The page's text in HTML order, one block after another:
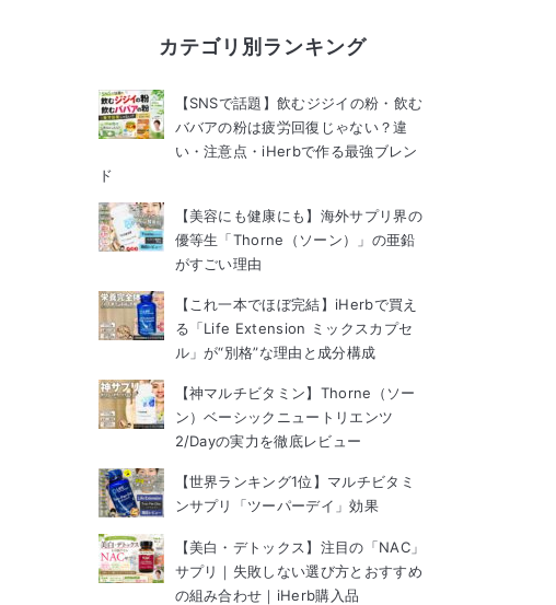
カテゴリ別ランキング
【SNSで話題】飲むジジイの粉・飲む
ババアの粉は疲労回復じゃない？違
い・注意点・iHerbで作る最強ブレン
ド
【美容にも健康にも】海外サプリ界の
優等生「Thorne（ソーン）」の亜鉛
がすごい理由
【これ一本でほぼ完結】iHerbで買え
る「Life Extension ミックスカプセ
ル」が“別格”な理由と成分構成
【神マルチビタミン】Thorne（ソー
ン）ベーシックニュートリエンツ
2/Dayの実力を徹底レビュー
【世界ランキング1位】マルチビタミ
ンサプリ「ツーパーデイ」効果
【美白・デトックス】注目の「NAC」
サプリ｜失敗しない選び方とおすすめ
の組み合わせ｜iHerb購入品